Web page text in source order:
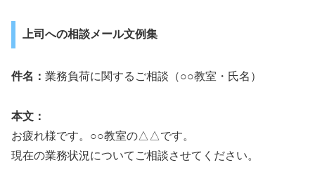
上司への相談メール文例集
件名： 業務負荷に関するご相談（○○教室・氏名）
本文：
お疲れ様です。○○教室の△△です。
現在の業務状況についてご相談させてください。